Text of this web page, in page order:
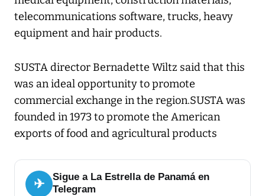
telecommunications software, trucks, heavy
equipment and hair products.
SUSTA director Bernadette Wiltz said that this
was an ideal opportunity to promote
commercial exchange in the region.SUSTA was
founded in 1973 to promote the American
exports of food and agricultural products
✈
Sigue a La Estrella de Panamá en
Telegram